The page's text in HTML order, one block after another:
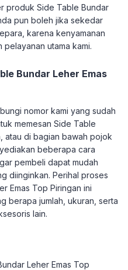
produk Side Table Bundar
pun boleh jika sekedar
karena kenyamanan
utama kami.
Bundar Leher Emas
nomor kami yang sudah
memesan Side Table
atau di bagian bawah pojok
beberapa cara
pembeli dapat mudah
diinginkan. Perihal proses
Emas Top Piringan ini
berapa jumlah, ukuran, serta
lain.
Leher Emas Top